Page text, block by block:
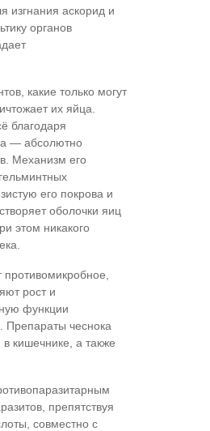
изгнания аскорид и
органов
какие только могут
их яйца.
благодаря
— абсолютно
Механизм его
его покрова и
оболочки яиц
этом никакого
противомикробное,
рост и
функции
Препараты чеснока
кишечнике, а также
препятствуя
совместно с